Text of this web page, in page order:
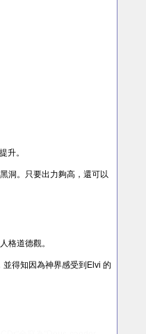
升。
洞。只要出力夠高，還可以
格道德觀。
得知因為神界感受到Elvi 的